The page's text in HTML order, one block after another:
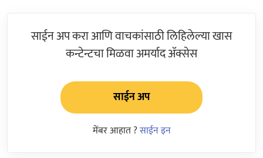
साईन अप करा आणि वाचकांसाठी लिहिलेल्या खास
कन्टेन्टचा मिळवा अमर्याद ॲक्सेस
साईन अप
मेंबर आहात ?साईन इन